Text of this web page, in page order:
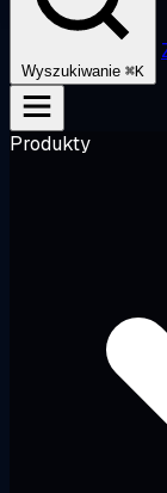
Wyszukiwanie ⌘K
Produkty